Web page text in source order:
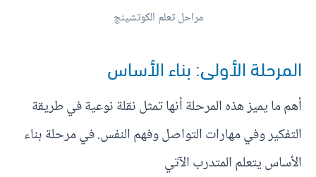
مراحل تعلم الكوتشينج
المرحلة الأولى: بناء الأساس
أهم ما يميز هذه المرحلة أنها تمثل نقلة نوعية في طريقة
التفكير وفي مهارات التواصل وفهم النفس. في مرحلة بناء
الأساس يتعلم المتدرب الآتي